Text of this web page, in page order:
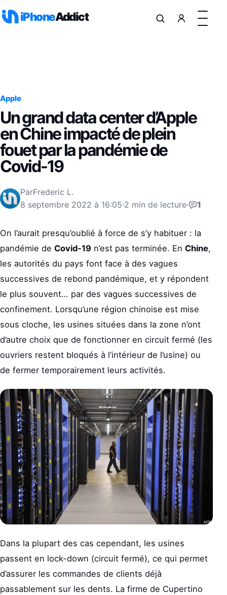
iPhoneAddict
Apple
Un grand data center d’Apple
en Chine impacté de plein
fouet par la pandémie de
Covid-19
ParFrederic L.
8 septembre 2022 à 16:05·2 min de lecture· 1
On l’aurait presqu’oublié à force de s’y habituer : la
pandémie de Covid-19 n’est pas terminée. En Chine,
les autorités du pays font face à des vagues
successives de rebond pandémique, et y répondent
le plus souvent… par des vagues successives de
confinement. Lorsqu’une région chinoise est mise
sous cloche, les usines situées dans la zone n’ont
d’autre choix que de fonctionner en circuit fermé (les
ouvriers restent bloqués à l’intérieur de l’usine) ou
de fermer temporairement leurs activités.
Dans la plupart des cas cependant, les usines
passent en lock-down (circuit fermé), ce qui permet
d’assurer les commandes de clients déjà
passablement sur les dents. La firme de Cupertino